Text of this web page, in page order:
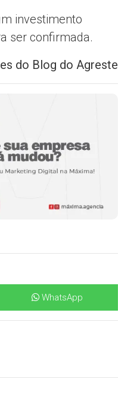
investimento
ser confirmada.
do Blog do Agreste
WhatsApp